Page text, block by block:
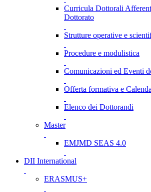
Curricula Dottorali
Dottorato
Strutture operative e
Procedure e modulistica
Comunicazioni ed Eventi
Offerta formativa e
Elenco dei Dottorandi
Master
EMJMD SEAS 4.0
DII International
ERASMUS+